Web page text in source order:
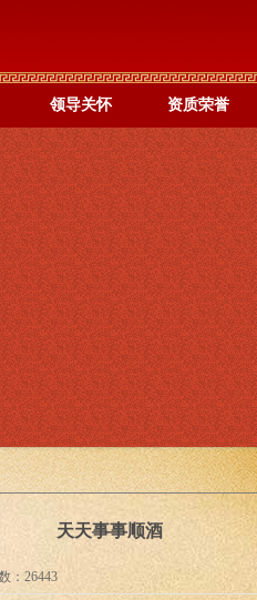
领导关怀 资质荣誉
天天事事顺酒
：26443